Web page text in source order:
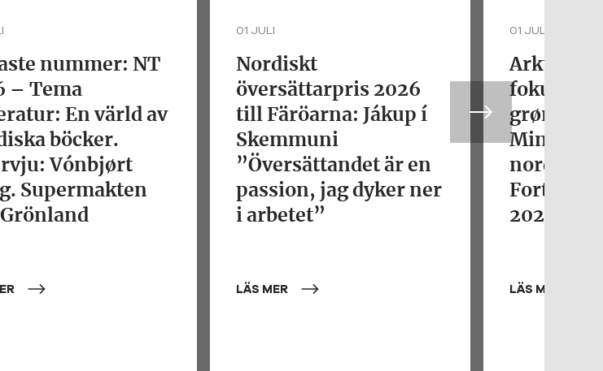
nummer: NT
– Tema
En värld av
böcker.
Vónbjørt
Supermakten
01 JULI
Nordiskt
översättarpris 2026
till Färöarna: Jákup í
Skemmuni
”Översättandet är en
passion, jag dyker ner
i arbetet”
LÄS MER
01 JULI
Arktisk
fokus.
Minik
nordisk
2026
LÄS MER